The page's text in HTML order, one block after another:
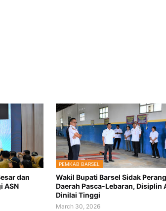
dan
ASN
PEMKAB BARSEL
Wakil Bupati Barsel Sidak
Daerah Pasca-Lebaran, Disiplin
Dinilai Tinggi
March 30, 2026